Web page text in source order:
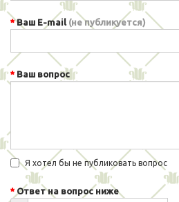
Ваш E-mail (не публикуется)
Ваш вопрос
Я хотел бы не публиковать вопрос
Ответ на вопрос ниже